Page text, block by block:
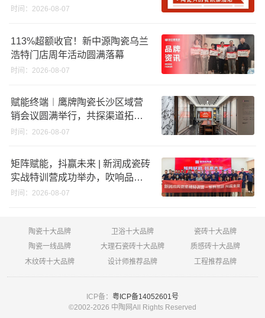
股份申请未通过；蒙娜丽莎5千万
破18亿元
时间：2026-08-07
113%超额收官！新中源陶瓷乌兰
浩特门店周年活动圆满落幕
时间：2026-08-07
赋能终端︱鹰牌陶瓷长沙区域营
销会议圆满举行，共探渠道拓展
与门店升级新路径
时间：2026-08-07
矩阵赋能，抖赢未来 | 新润成瓷砖
实战特训营成功举办，吹响品牌
秋季营销冲锋号！
时间：2026-08-07
陶瓷十大品牌 卫浴十大品牌
瓷砖十大品牌
陶瓷一线品牌
大理石瓷砖十大品牌
质感砖十大品牌
木纹砖十大品牌
设计师推荐品牌 工程推荐品牌
ICP备： 粤ICP备14052601号
©2002-2026 中陶网All Rights Reserved